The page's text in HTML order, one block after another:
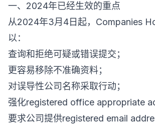
一、2024年已经生效的重点
从2024年3月4日起，Companies
以：
查询和拒绝可疑或错误提交；
更容易移除不准确资料；
对误导性公司名称采取行动；
强化registered office appropriate
要求公司提供registered email